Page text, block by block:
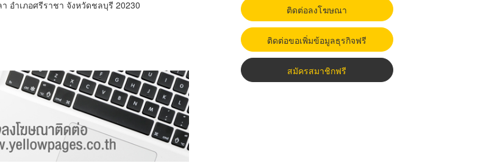
อำเภอศรีราชา จังหวัดชลบุรี 20230
ติดต่อลงโฆษณา
ติดต่อขอเพิ่มข้อมูลธุรกิจฟรี
สมัครสมาชิกฟรี